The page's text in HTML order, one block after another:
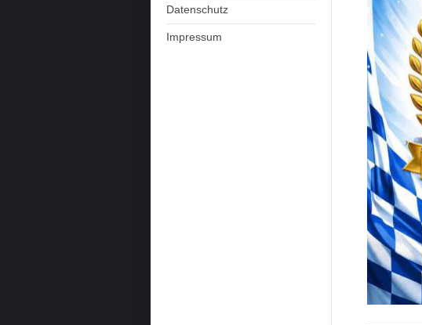
Datenschutz
Impressum